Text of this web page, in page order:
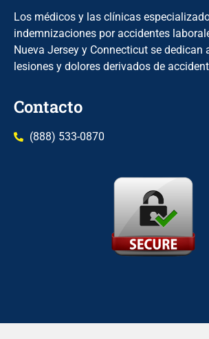
Los médicos y las clínicas
indemnizaciones por accidentes
Nueva Jersey y Connecticut se dedican
lesiones y dolores derivados de
Contacto
(888) 533-0870